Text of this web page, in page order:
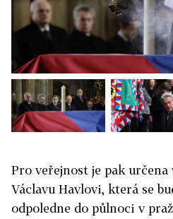
Pro veřejnost je pak určena
Václavu Havlovi, která se
odpoledne do půlnoci v